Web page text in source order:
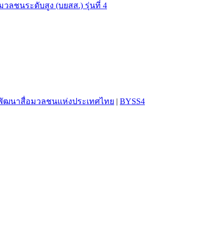
ลชนระดับสูง (บยสส.) รุ่นที่ 4
นาสื่อมวลชนแห่งประเทศไทย | BYSS4